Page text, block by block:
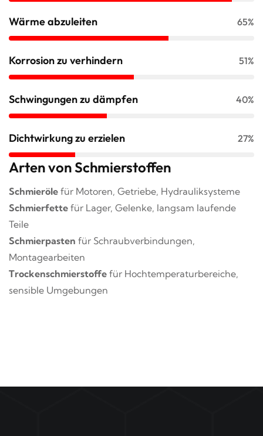
Wärme abzuleiten 65%
Korrosion zu verhindern 51%
Schwingungen zu dämpfen 40%
Dichtwirkung zu erzielen 27%
Arten von Schmierstoffen
Schmieröle für Motoren, Getriebe, Hydrauliksysteme
Schmierfette für Lager, Gelenke, langsam laufende
Teile
Schmierpasten für Schraubverbindungen,
Montagearbeiten
Trockenschmierstoffe für Hochtemperaturbereiche,
sensible Umgebungen